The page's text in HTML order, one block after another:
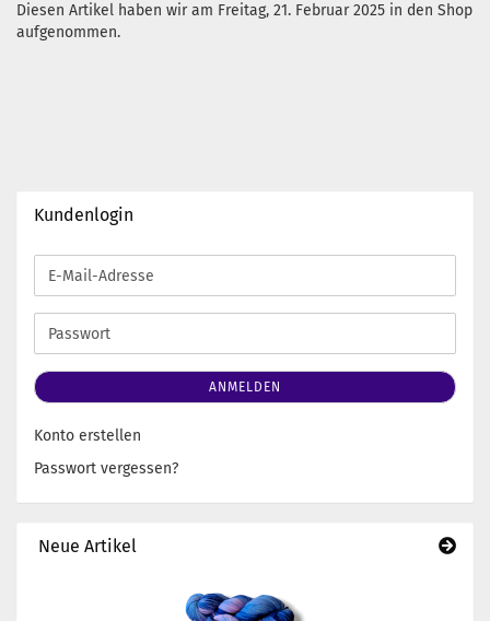
Diesen Artikel haben wir am Freitag, 21. Februar 2025 in den Shop
aufgenommen.
Kundenlogin
E-
Mail-
Adresse
Passwort
ANMELDEN
Konto erstellen
Passwort vergessen?
Neue Artikel